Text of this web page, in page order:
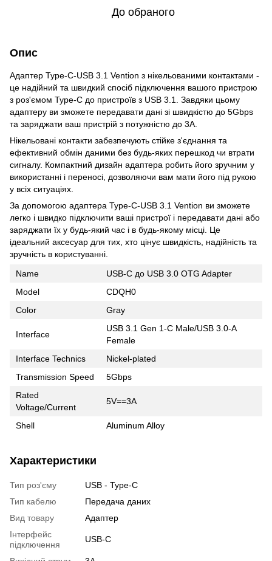
До обраного
Опис
Адаптер Type-C-USB 3.1 Vention з нікельованими контактами -
це надійний та швидкий спосіб підключення вашого пристрою
з роз'ємом Type-C до пристроїв з USB 3.1. Завдяки цьому
адаптеру ви зможете передавати дані зі швидкістю до 5Gbps
та заряджати ваш пристрій з потужністю до 3A.
Нікельовані контакти забезпечують стійке з'єднання та
ефективний обмін даними без будь-яких перешкод чи втрати
сигналу. Компактний дизайн адаптера робить його зручним у
використанні і переносі, дозволяючи вам мати його під рукою
у всіх ситуаціях.
За допомогою адаптера Type-C-USB 3.1 Vention ви зможете
легко і швидко підключити ваші пристрої і передавати дані або
заряджати їх у будь-який час і в будь-якому місці. Це
ідеальний аксесуар для тих, хто цінує швидкість, надійність та
зручність в користуванні.
Name
USB-C до USB 3.0 OTG Adapter
Model
CDQH0
Color
Gray
Interface
USB 3.1 Gen 1-C Male/USB 3.0-A
Female
Interface Technics
Nickel-plated
Transmission Speed
5Gbps
Rated
Voltage/Current
5V==3A
Shell Aluminum Alloy
Характеристики
Тип роз'єму
USB - Type-C
Тип кабелю
Передача даних
Вид товару
Адаптер
Інтерфейс
підключення
USB-C